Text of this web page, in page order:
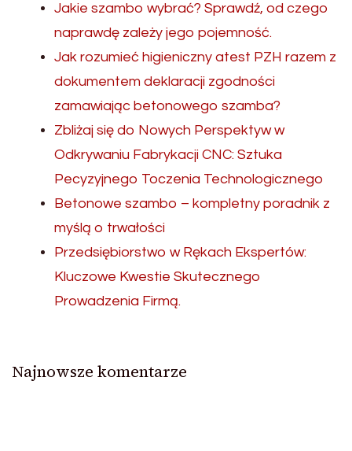
Jakie szambo wybrać? Sprawdź, od czego
naprawdę zależy jego pojemność.
Jak rozumieć higieniczny atest PZH razem z
dokumentem deklaracji zgodności
zamawiając betonowego szamba?
Zbliżaj się do Nowych Perspektyw w
Odkrywaniu Fabrykacji CNC: Sztuka
Pecyzyjnego Toczenia Technologicznego
Betonowe szambo – kompletny poradnik z
myślą o trwałości
Przedsiębiorstwo w Rękach Ekspertów:
Kluczowe Kwestie Skutecznego
Prowadzenia Firmą.
Najnowsze komentarze